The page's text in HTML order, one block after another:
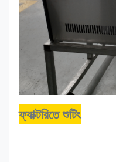
ফ্যাক্টরিতে শুটিং